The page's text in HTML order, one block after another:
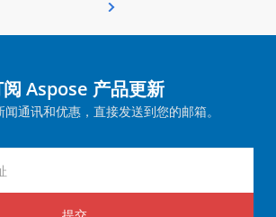
Aspose 产品更新
通讯和优惠，直接发送到您的邮箱。